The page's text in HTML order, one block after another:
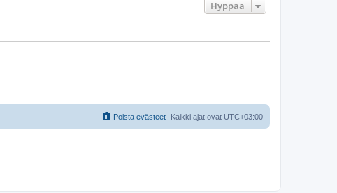
Hyppää
Kaikki ajat ovat UTC+03:00
Poista evästeet